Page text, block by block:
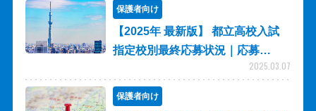
保護者向け
【2025年 最新版】 都立高校入試
指定校別最終応募状況｜応募…
2025.03.07
保護者向け